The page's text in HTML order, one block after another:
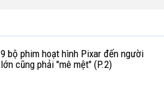
9 bộ phim hoạt hình Pixar đến người
lớn cũng phải "mê mệt" (P.2)